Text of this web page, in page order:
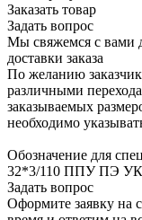
Заказать товар
Задать вопрос
Мы свяжемся с вами
доставки заказа
По желанию
различными
заказываемых
необходимо
Обозначение для
32*3/110 ППУ ПЭ УК
Задать вопрос
Оформите заявку на